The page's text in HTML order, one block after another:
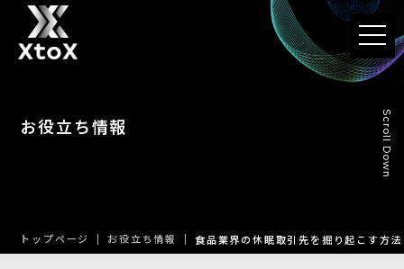
t
o
g
g
n
お役立ち情報 Scroll Down
トップページ お役立ち情報 食品業界の休眠取引先を掘り起こす方